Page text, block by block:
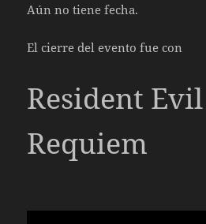
Aún no tiene fecha.
El cierre del evento fue con
Resident Evil
Requiem